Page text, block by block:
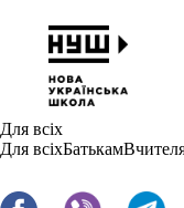
Для всіх
Для всіхБатькам